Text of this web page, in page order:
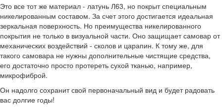
Это все тот же материал - латунь Л63, но покрыт специальным
никелированным составом. За счет этого достигается идеальная
зеркальная поверхность. Но преимущества никелированного
покрытия не только в визуальной части. Оно защищает самовар от
механических воздействий - сколов и царапин. К тому же, для
такого самовара не нужны дополнительные чистящие средства,
его достаточно просто протереть сухой тканью, например,
микрофиброй.
Он надолго сохранит свой первоначальный вид и будет радовать
вас долгие годы!